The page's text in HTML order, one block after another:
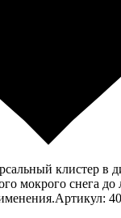
клистер в
мокрого снега до